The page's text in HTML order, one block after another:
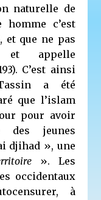
naturelle de
homme c’est
et que ne pas
et appelle
C’est ainsi
a été
que l’islam
pour avoir
des jeunes
djihad », une
». Les
occidentaux
à